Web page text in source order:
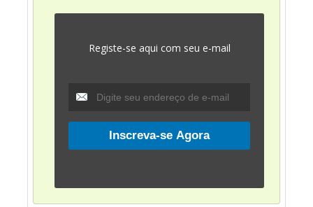
Registe-se aqui com seu e-mail